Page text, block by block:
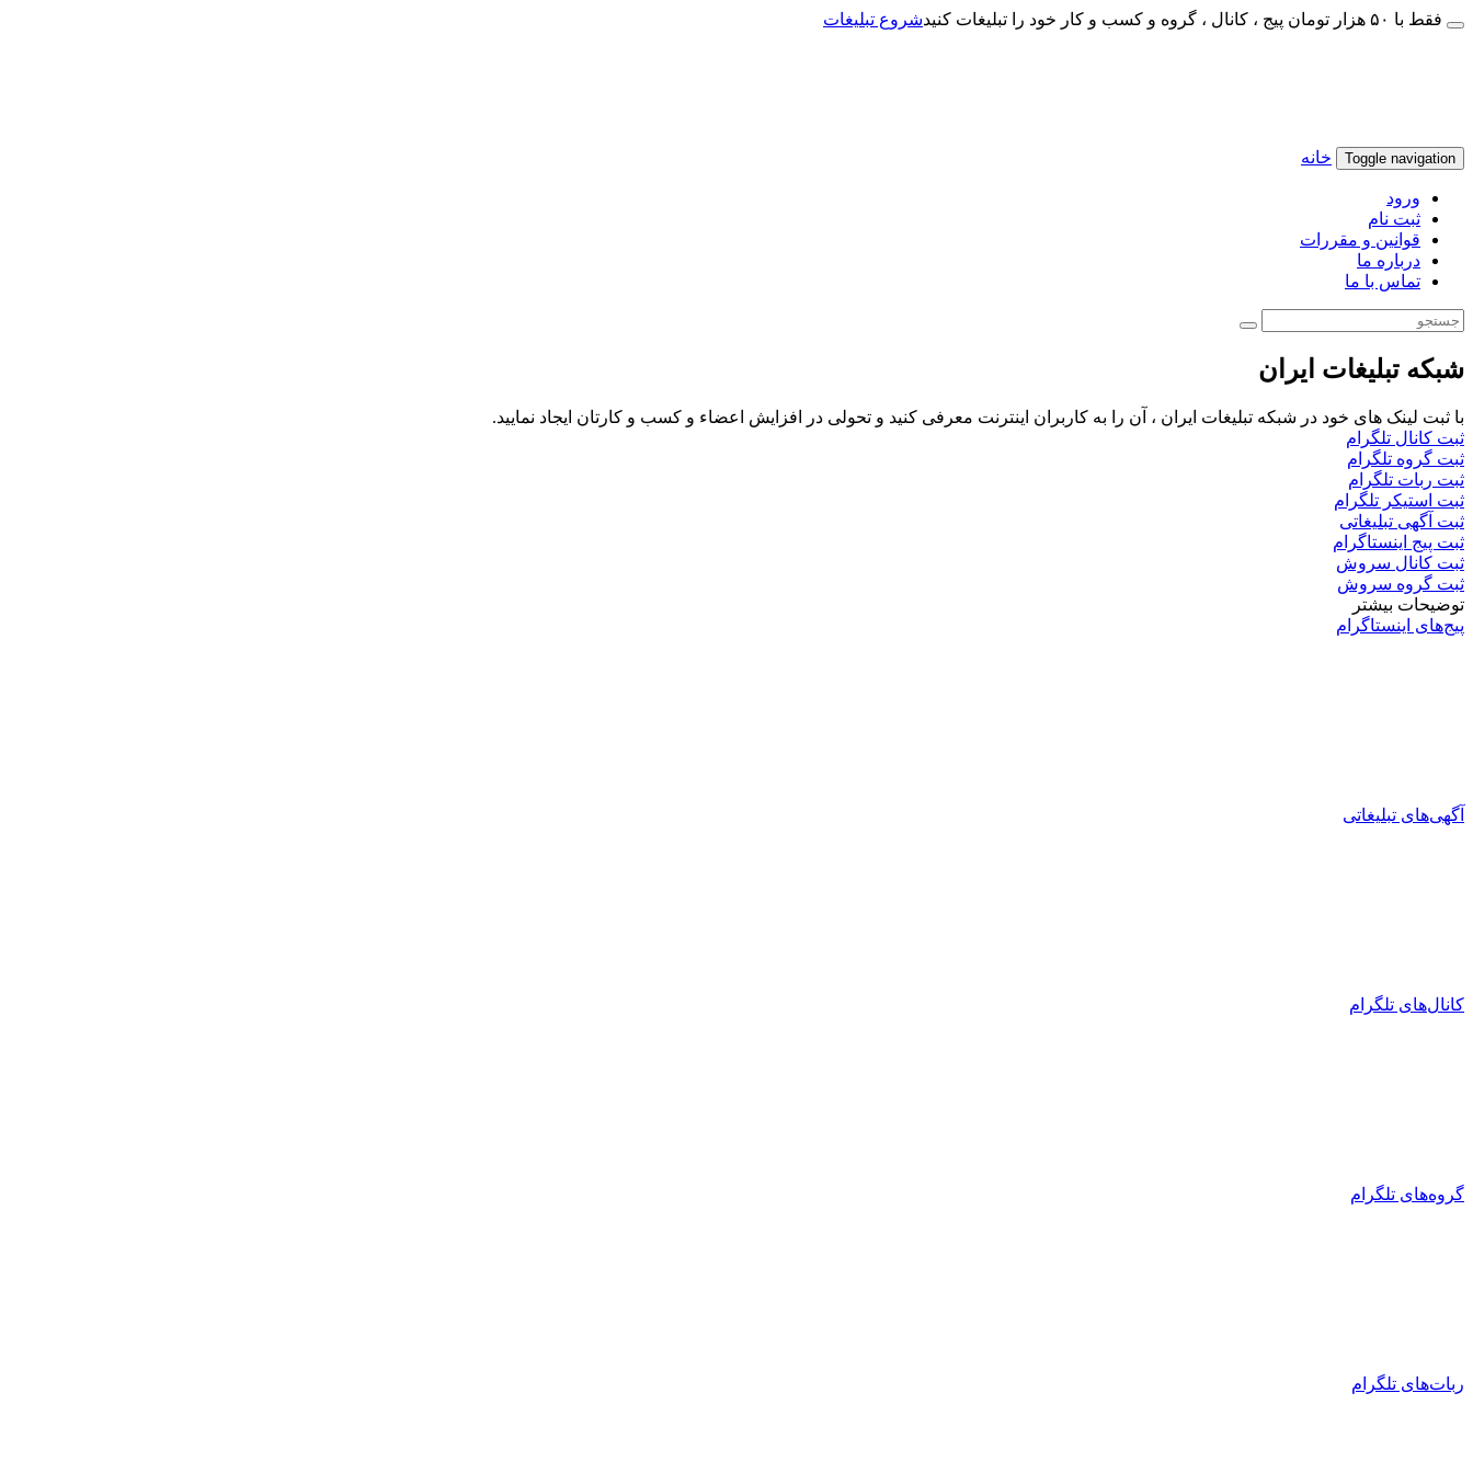
فقط با ۵۰ هزار تومان پیج ، کانال ، گروه و کسب و کار خود را تبلیغات کنید شروع تبلیغات
Toggle navigation خانه
ورود
ثبت نام
قوانین و مقررات
درباره ما
تماس با ما
شبکه تبلیغات ایران
با ثبت لینک های خود در شبکه تبلیغات ایران ، آن را به کاربران اینترنت معرفی کنید و تحولی در افزایش اعضاء و کسب و کارتان ایجاد نمایید.
ثبت کانال تلگرام
ثبت گروه تلگرام
ثبت ربات تلگرام
ثبت استیکر تلگرام
ثبت آگهی تبلیغاتی
ثبت پیج اینستاگرام
ثبت کانال سروش
ثبت گروه سروش
توضیحات بیشتر
پیج‌های اینستاگرام
آگهی‌های تبلیغاتی
کانال‌های تلگرام
گروه‌های تلگرام
ربات‌های تلگرام